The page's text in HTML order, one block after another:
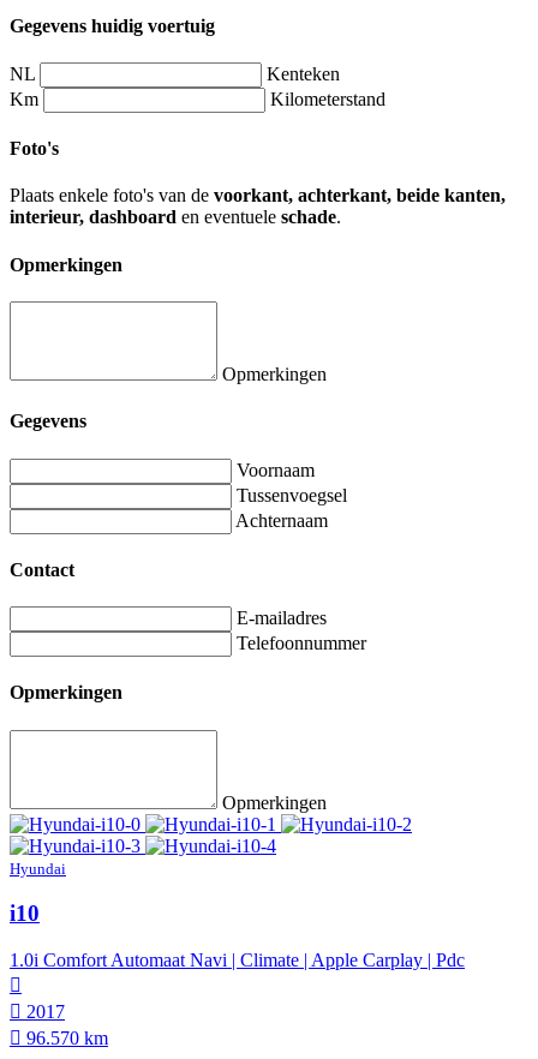
Gegevens huidig voertuig
NL
Kenteken
Km
Kilometerstand
Foto's
Plaats enkele foto's van de voorkant, achterkant, beide kanten,
interieur, dashboard en eventuele schade.
Opmerkingen
Opmerkingen
Gegevens
Voornaam
Tussenvoegsel
Achternaam
Contact
E-mailadres
Telefoonnummer
Opmerkingen
Opmerkingen
Hyundai
i10
1.0i Comfort Automaat Navi | Climate | Apple Carplay | Pdc
2017
96.570 km